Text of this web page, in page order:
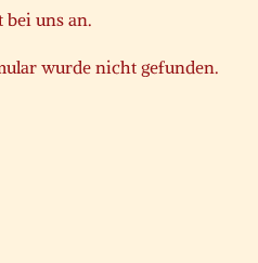
bei uns an.
wurde nicht gefunden.